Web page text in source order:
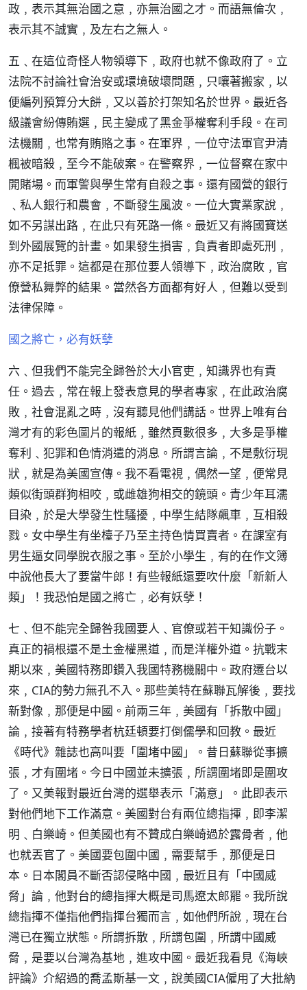
政﹐表示其無治國之意﹐亦無治國之才。而語無倫次﹐
表示其不誠實﹐及左右之無人。
五﹑在這位奇怪人物領導下﹐政府也就不像政府了。立
法院不討論社會治安或環境破壞問題﹐只嚷著搬家﹐以
便編列預算分大餅﹐又以善於打架知名於世界。最近各
級議會紛傳賄選﹐民主變成了黑金爭權奪利手段。在司
法機關﹐也常有賄賂之事。在軍界﹐一位守法軍官尹清
楓被暗殺﹐至今不能破案。在警察界﹐一位督察在家中
開賭場。而軍警與學生常有自殺之事。還有國營的銀行
﹑私人銀行和農會﹐不斷發生風波。一位大實業家說﹐
如不另謀出路﹐在此只有死路一條。最近又有將國寶送
到外國展覽的計畫。如果發生損害﹐負責者即處死刑﹐
亦不足抵罪。這都是在那位要人領導下﹐政治腐敗﹐官
僚營私舞弊的結果。當然各方面都有好人﹐但難以受到
法律保障。
國之將亡，必有妖孽
六﹑但我們不能完全歸咎於大小官吏﹐知識界也有責
任。過去﹐常在報上發表意見的學者專家﹐在此政治腐
敗﹐社會混亂之時﹐沒有聽見他們講話。世界上唯有台
灣才有的彩色圖片的報紙﹐雖然頁數很多﹐大多是爭權
奪利﹑犯罪和色情消遣的消息。所謂言論﹐不是敷衍現
狀﹐就是為美國宣傳。我不看電視﹐偶然一望﹐便常見
類似街頭群狗相咬﹐或雌雄狗相交的鏡頭。青少年耳濡
目染﹐於是大學發生性騷擾﹐中學生結隊飆車﹐互相殺
戮。女中學生有坐檯子乃至主持色情買賣者。在課室有
男生逼女同學脫衣服之事。至於小學生﹐有的在作文簿
中說他長大了要當牛郎！有些報紙還要吹什麼「新新人
類」！我恐怕是國之將亡﹐必有妖孽！
七﹑但不能完全歸咎我國要人﹑官僚或若干知識份子。
真正的禍根還不是土金權黑道﹐而是洋權外道。抗戰末
期以來﹐美國特務即鑽入我國特務機關中。政府遷台以
來﹐CIA的勢力無孔不入。那些美特在蘇聯瓦解後﹐要找
新對像﹐那便是中國。前兩三年﹐美國有「拆散中國」
論﹐接著有特務學者杭廷頓要打倒儒學和回教。最近
《時代》雜誌也高叫要「圍堵中國」。昔日蘇聯從事擴
張﹐才有圍堵。今日中國並未擴張﹐所謂圍堵即是圍攻
了。又美報對最近台灣的選舉表示「滿意」。此即表示
對他們地下工作滿意。美國對台有兩位總指揮﹐即李潔
明﹑白樂崎。但美國也有不贊成白樂崎過於露骨者﹐他
也就丟官了。美國要包圍中國﹐需要幫手﹐那便是日
本。日本閣員不斷否認侵略中國﹐最近且有「中國威
脅」論﹐他對台的總指揮大概是司馬遼太郎罷。我所說
總指揮不僅指他們指揮台獨而言﹐如他們所說﹐現在台
灣已在獨立狀態。所謂拆散﹐所謂包圍﹐所謂中國威
脅﹐是要以台灣為基地﹐進攻中國。最近我看見《海峽
評論》介紹過的喬孟斯基一文﹐說美國CIA僱用了大批納